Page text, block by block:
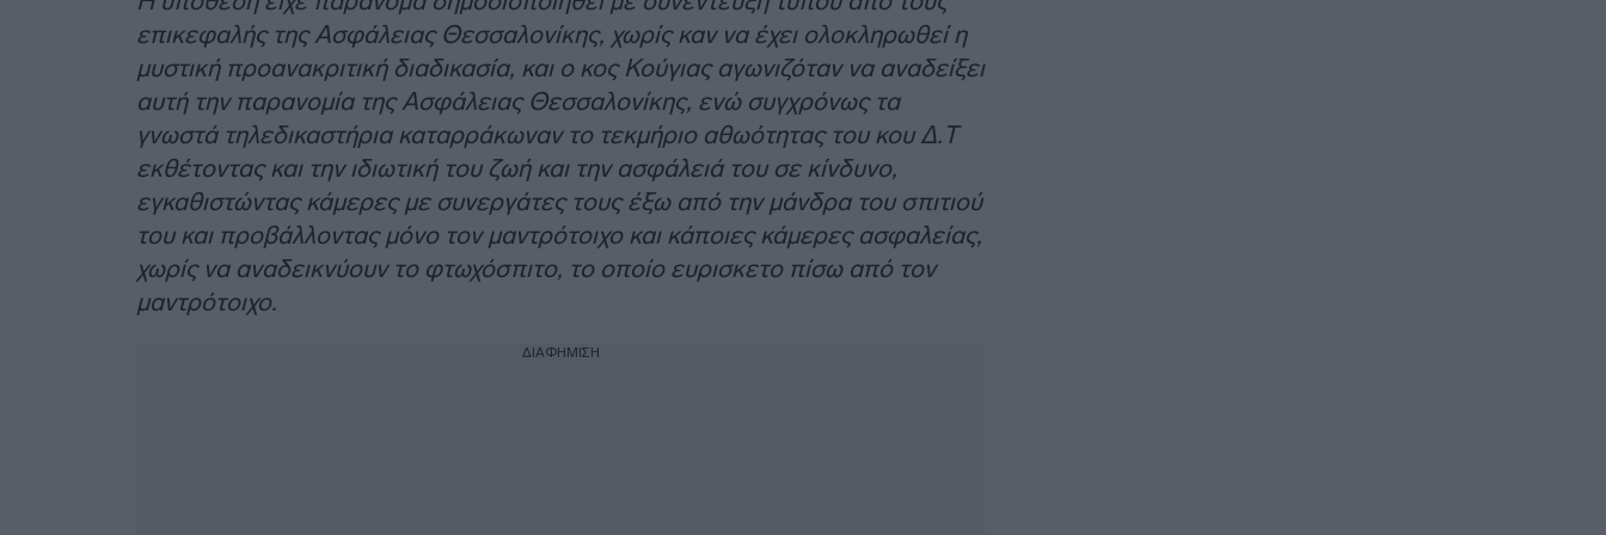
επικεφαλής της Ασφάλειας Θεσσαλονίκης, χωρίς καν να έχει ολοκληρωθεί η
μυστική προανακριτική διαδικασία, και ο κος Κούγιας αγωνιζόταν να αναδείξει
αυτή την παρανομία της Ασφάλειας Θεσσαλονίκης, ενώ συγχρόνως τα
γνωστά τηλεδικαστήρια καταρράκωναν το τεκμήριο αθωότητας του κου Δ.Τ
εκθέτοντας και την ιδιωτική του ζωή και την ασφάλειά του σε κίνδυνο,
εγκαθιστώντας κάμερες με συνεργάτες τους έξω από την μάνδρα του σπιτιού
του και προβάλλοντας μόνο τον μαντρότοιχο και κάποιες κάμερες ασφαλείας,
χωρίς να αναδεικνύουν το φτωχόσπιτο, το οποίο ευρισκετο πίσω από τον
μαντρότοιχο.
ΔΙΑΦΗΜΙΣΗ